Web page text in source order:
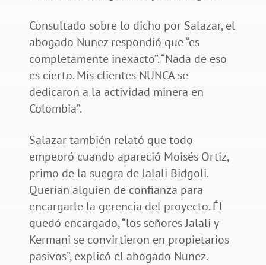
Consultado sobre lo dicho por Salazar, el
abogado Nunez respondió que “es
completamente inexacto”. “Nada de eso
es cierto. Mis clientes NUNCA se
dedicaron a la actividad minera en
Colombia”.
Salazar también relató que todo
empeoró cuando apareció Moisés Ortiz,
primo de la suegra de Jalali Bidgoli.
Querían alguien de confianza para
encargarle la gerencia del proyecto. Él
quedó encargado, “los señores Jalali y
Kermani se convirtieron en propietarios
pasivos”, explicó el abogado Nunez.